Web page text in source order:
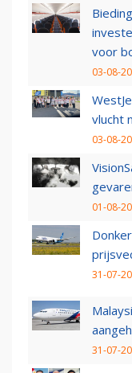
voor
03-08-
vlucht
03-08-
01-08-
31-07-
31-07-